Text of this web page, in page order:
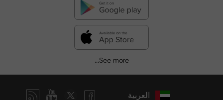
See more...
العربية